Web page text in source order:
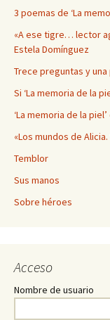
3 poemas de ‘La
«A ese tigre… lector
Estela Domínguez
Trece preguntas y
Si ‘La memoria de la
‘La memoria de la piel’
«Los mundos de
Temblor
Sus manos
Sobre héroes
Acceso
Nombre de usuario